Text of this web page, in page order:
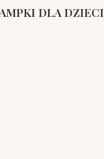
DLA DZIECI